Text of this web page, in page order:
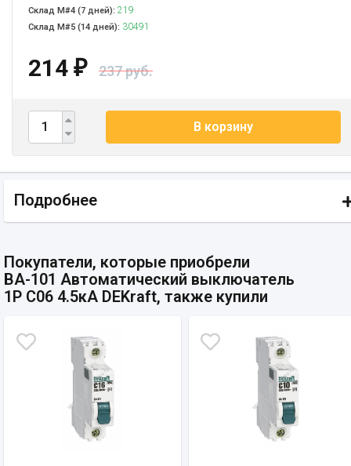
Склад М#4 (7 дней): 219
Склад М#5 (14 дней): 30491
214 ₽ 237 руб.
В корзину
Подробнее
Покупатели, которые приобрели
ВА-101 Автоматический выключатель
1P C06 4.5кА DEKraft, также купили